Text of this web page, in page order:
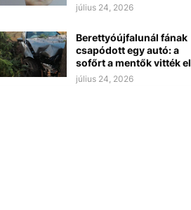
július 24, 2026
Berettyóújfalunál fának
csapódott egy autó: a
sofőrt a mentők vitték el
július 24, 2026